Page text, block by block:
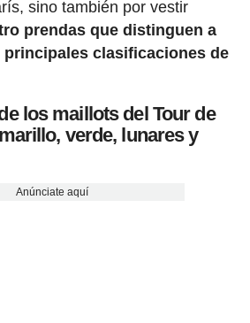
sino también por vestir
prendas que distinguen a
principales clasificaciones de
los maillots del Tour de
verde, lunares y
Anúnciate aquí